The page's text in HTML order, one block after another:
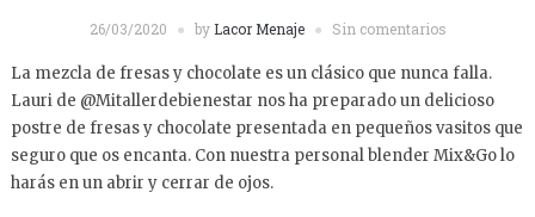
26/03/2020 by Lacor Menaje Sin comentarios
La mezcla de fresas y chocolate es un clásico que nunca falla.
Lauri de @Mitallerdebienestar nos ha preparado un delicioso
postre de fresas y chocolate presentada en pequeños vasitos que
seguro que os encanta. Con nuestra personal blender Mix&Go lo
harás en un abrir y cerrar de ojos.